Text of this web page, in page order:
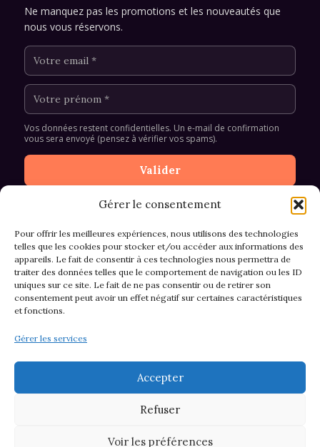
Gérer le consentement
Pour offrir les meilleures expériences, nous utilisons des technologies
telles que les cookies pour stocker et/ou accéder aux informations des
appareils. Le fait de consentir à ces technologies nous permettra de
traiter des données telles que le comportement de navigation ou les ID
uniques sur ce site. Le fait de ne pas consentir ou de retirer son
consentement peut avoir un effet négatif sur certaines caractéristiques
et fonctions.
Gérer les services
Accepter
Refuser
Voir les préférences
Ne manquez pas les promotions et les nouveautés que
nous vous réservons.
Vos données restent confidentielles. Un e-mail de confirmation
vous sera envoyé (pensez à vérifier vos spams).
CGV et Retours
Mentions légales & confidentialité